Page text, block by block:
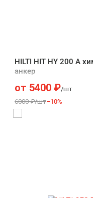
HILTI HIT HY 200 A
анкер
от 5400₽/шт
6000 ₽/шт–10%